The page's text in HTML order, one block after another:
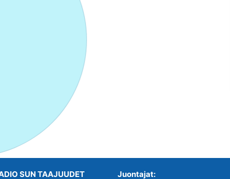
SUN TAAJUUDET Juontajat: